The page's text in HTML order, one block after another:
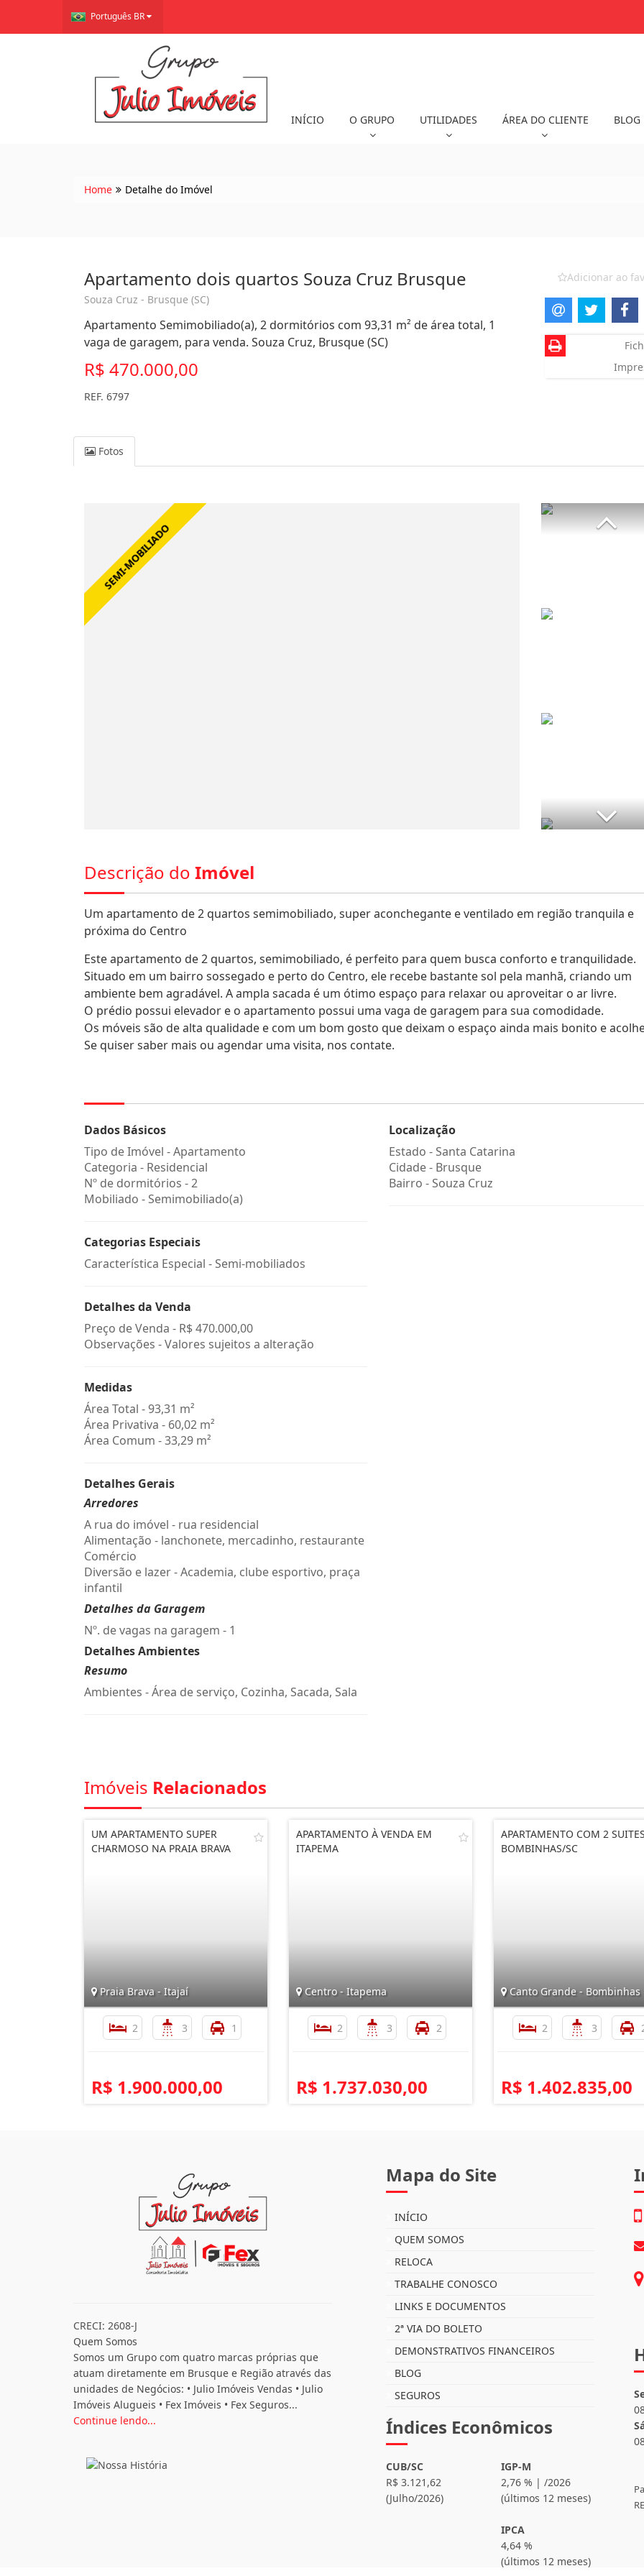
Português BR
INÍCIO O GRUPO UTILIDADES ÁREA DO CLIENTE BLOG
Home Detalhe do Imóvel
Apartamento dois quartos Souza Cruz Brusque
Souza Cruz - Brusque (SC)
Apartamento Semimobiliado(a), 2 dormitórios com 93,31 m² de área total, 1
vaga de garagem, para venda. Souza Cruz, Brusque (SC)
R$ 470.000,00
REF. 6797
Adicionar ao
Fotos
Descrição do Imóvel
Um apartamento de 2 quartos semimobiliado, super aconchegante e ventilado em região tranquila e
próxima do Centro
Este apartamento de 2 quartos, semimobiliado, é perfeito para quem busca conforto e tranquilidade.
Situado em um bairro sossegado e perto do Centro, ele recebe bastante sol pela manhã, criando um
ambiente bem agradável. A ampla sacada é um ótimo espaço para relaxar ou aproveitar o ar livre.
O prédio possui elevador e o apartamento possui uma vaga de garagem para sua comodidade.
Os móveis são de alta qualidade e com um bom gosto que deixam o espaço ainda mais bonito e
Se quiser saber mais ou agendar uma visita, nos contate.
Dados Básicos
Tipo de Imóvel - Apartamento
Categoria - Residencial
Nº de dormitórios - 2
Mobiliado - Semimobiliado(a)
Categorias Especiais
Característica Especial - Semi-mobiliados
Detalhes da Venda
Preço de Venda - R$ 470.000,00
Observações - Valores sujeitos a alteração
Medidas
Área Total - 93,31 m²
Área Privativa - 60,02 m²
Área Comum - 33,29 m²
Detalhes Gerais
Arredores
A rua do imóvel - rua residencial
Alimentação - lanchonete, mercadinho, restaurante
Comércio
Diversão e lazer - Academia, clube esportivo, praça
infantil
Detalhes da Garagem
Nº. de vagas na garagem - 1
Detalhes Ambientes
Resumo
Ambientes - Área de serviço, Cozinha, Sacada, Sala
Localização
Estado -Santa Catarina
Cidade - Brusque
Bairro -Souza Cruz
Imóveis Relacionados
UM APARTAMENTO SUPER
CHARMOSO NA PRAIA BRAVA
Praia Brava - Itajaí
2 3 1
R$ 1.900.000,00
APARTAMENTO À VENDA EM
ITAPEMA
Centro - Itapema
2 3 2
R$ 1.737.030,00
APARTAMENTO COM 2
BOMBINHAS/SC
Canto Grande - Bombinhas
2 3
R$ 1.402.835,00
CRECI: 2608-J
Quem Somos
Somos um Grupo com quatro marcas próprias que
atuam diretamente em Brusque e Região através das
unidades de Negócios: • Julio Imóveis Vendas • Julio
Imóveis Alugueis • Fex Imóveis • Fex Seguros...
Continue lendo...
Mapa do Site
INÍCIO
QUEM SOMOS
RELOCA
TRABALHE CONOSCO
LINKS E DOCUMENTOS
2ª VIA DO BOLETO
DEMONSTRATIVOS FINANCEIROS
BLOG
SEGUROS
Índices Econômicos
CUB/SC
R$ 3.121,62
(Julho/2026)
IGP-M
2,76 % | /2026
(últimos 12 meses)
IPCA
4,64 %
(últimos 12 meses)